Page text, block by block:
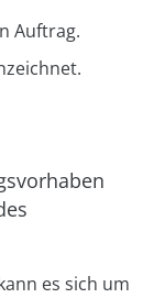
Auftrag.
es sich um